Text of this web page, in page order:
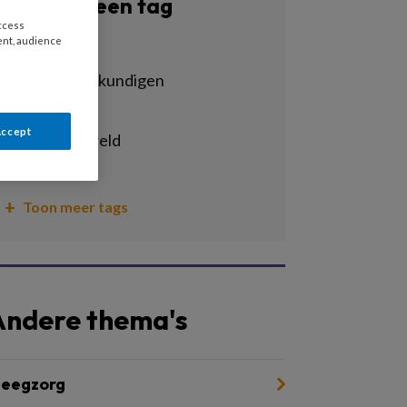
Filter op een tag
Alle tags
ervaringsdeskundigen
ggz
huiselijk geweld
Toon meer tags
thema's
audience